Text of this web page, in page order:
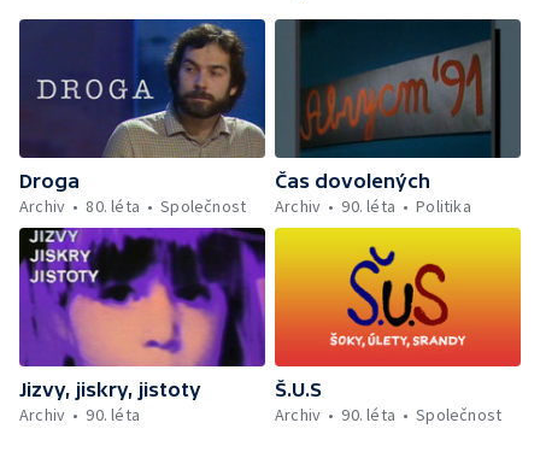
Droga
Archiv
80. léta Společnost
Čas dovolených
Archiv
90. léta Politika
Jizvy, jiskry, jistoty
Archiv
90. léta
Š.U.S
Archiv
90. léta Společnost